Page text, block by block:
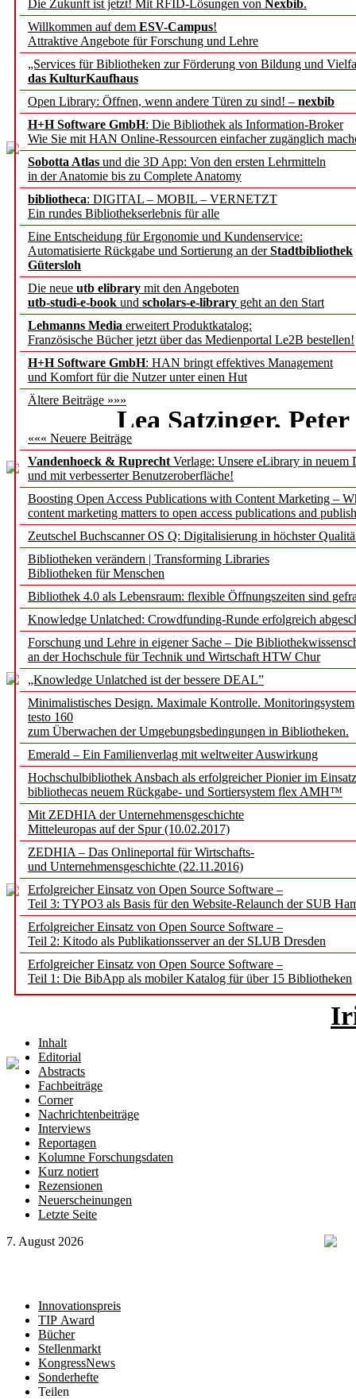
Die Zukunft ist jetzt! Mit RFID-Lösungen von Nexbib.
Willkommen auf dem ESV-Campus!
Attraktive Angebote für Forschung und Lehre
„Services für Bibliotheken zur Förderung von Bildung und
das KulturKaufhaus
Open Library: Öffnen, wenn andere Türen zu sind! – nexbib
H+H Software GmbH: Die Bibliothek als Information-Broker
Wie Sie mit HAN Online-Ressourcen einfacher zugänglich
Sobotta Atlas und die 3D App: Von den ersten Lehrmitteln
in der Anatomie bis zu Complete Anatomy
bibliotheca: DIGITAL – MOBIL – VERNETZT
Ein rundes Bibliothekserlebnis für alle
Eine Entscheidung für Ergonomie und Kundenservice:
Automatisierte Rückgabe und Sortierung an derStadtbibliothek
Gütersloh
Die neue utb elibrary mit den Angeboten
utb-studi-e-book und scholars-e-library geht an den Start
Lehmanns Media erweitert Produktkatalog:
Französische Bücher jetzt über das Medienportal Le2B bestellen!
H+H Software GmbH: HAN bringt effektives Management
und Komfort für die Nutzer unter einen Hut
Ältere Beiträge »»»
««« Neuere Beiträge
Vandenhoeck & Ruprecht Verlage: Unsere eLibrary in neuem
und mit verbesserter Benutzeroberfläche!
Boosting Open Access Publications with Content Marketing –
content marketing matters to open access publications and
Zeutschel Buchscanner OS Q: Digitalisierung in höchster
Bibliotheken verändern | Transforming Libraries
Bibliotheken für Menschen
Bibliothek 4.0 als Lebensraum: flexible Öffnungszeiten sind
Knowledge Unlatched: Crowdfunding-Runde erfolgreich
Forschung und Lehre in eigener Sache – Die
an der Hochschule für Technik und Wirtschaft HTW Chur
„Knowledge Unlatched ist der bessere DEAL”
Minimalistisches Design. Maximale Kontrolle. Monitoringsystem
testo 160
zum Überwachen der Umgebungsbedingungen in Bibliotheken.
Emerald – Ein Familienverlag mit weltweiter Auswirkung
Hochschulbibliothek Ansbach als erfolgreicher Pionier im
bibliothecas neuem Rückgabe- und Sortiersystem flex AMH™
Mit ZEDHIA der Unternehmensgeschichte
Mitteleuropas auf der Spur (10.02.2017)
ZEDHIA – Das Onlineportal für Wirtschafts-
und Unternehmensgeschichte (22.11.2016)
Erfolgreicher Einsatz von Open Source Software –
Teil 3: TYPO3 als Basis für den Website-Relaunch der SUB
Erfolgreicher Einsatz von Open Source Software –
Teil 2: Kitodo als Publikationsserver an der SLUB Dresden
Erfolgreicher Einsatz von Open Source Software –
Teil 1: Die BibApp als mobiler Katalog für über 15 Bibliotheken
Inhalt
Editorial
Abstracts
Fachbeiträge
Corner
Nachrichtenbeiträge
Interviews
Reportagen
Kolumne Forschungsdaten
Kurz notiert
Rezensionen
Neuerscheinungen
Letzte Seite
7. August 2026
Innovationspreis
TIP Award
Bücher
Stellenmarkt
KongressNews
Sonderhefte
Teilen
Ergebnisse einer
Die Open-Access-
Zum Stand der
im
Lea Satzinger,
ELB@HHU:
digitalisieren
Nina
Wikidata-
für neue Formen
Lisa
Metadata is a